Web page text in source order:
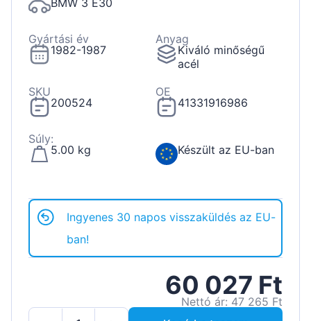
BMW 3 E30
Gyártási év
1982-1987
Anyag
Kiváló minőségű
acél
SKU
200524
OE
41331916986
Súly:
5.00 kg
Készült az EU-ban
Ingyenes 30 napos visszaküldés az EU-
ban!
60 027 Ft
Nettó ár: 47 265 Ft